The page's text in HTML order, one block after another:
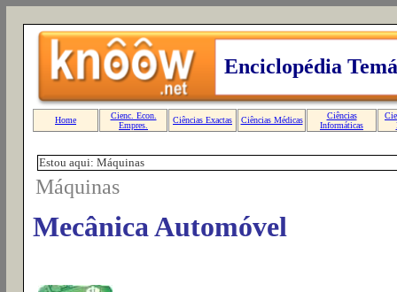
Estou aqui: Máquinas
Máquinas
Mecânica Automóvel